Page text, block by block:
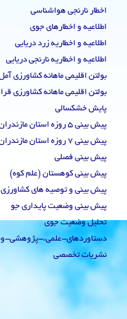
اخطار نارنجی هواشناسی
اطلاعیه و اخطارهای جوی
اطلاعیه و اخطاریه زرد دریایی
اطلاعیه و اخطاریه نارنجی دریایی
بولتن اقلیمی ماهانه کشاورزی
بولتن اقلیمی ماهانه کشاورزی
پایش خشکسالی
پیش بینی 5 روزه استان مازندران با کمینه و بیشینه دما
پیش بینی 7 روزه استان مازندران
پیش بینی فصلی
پیش بینی کوهستان (علم کوه)
پیش بینی و توصیه های کشاورزی
پیش بینی وضعیت پایداری جو
تحلیل وضعیت جوی
دستاوردهای-علمی،-پژوهشی-
نشریات تخصصی